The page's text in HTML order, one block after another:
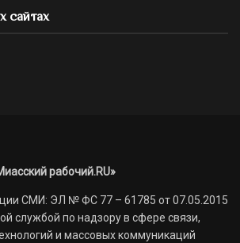
сайтах
рабочий.RU»
СМИ: ЭЛ № ФС 77 – 61785 от 07.05.2015
службой по надзору в сфере связи,
и массовых коммуникаций